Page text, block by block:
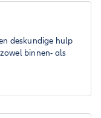
deskundige hulp
binnen- als